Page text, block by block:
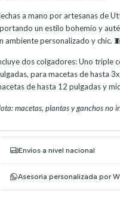
a mano por artesanas de
un estilo bohemio y
ambiente personalizado y chic.
dos colgadores: Uno triple
para macetas de hasta
de hasta 12 pulgadas y
macetas, plantas y ganchos no
Envíos a nivel nacional
Asesoría personalizada por